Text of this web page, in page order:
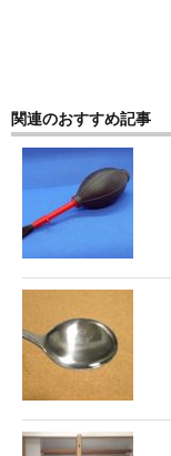
関連のおすすめ記事